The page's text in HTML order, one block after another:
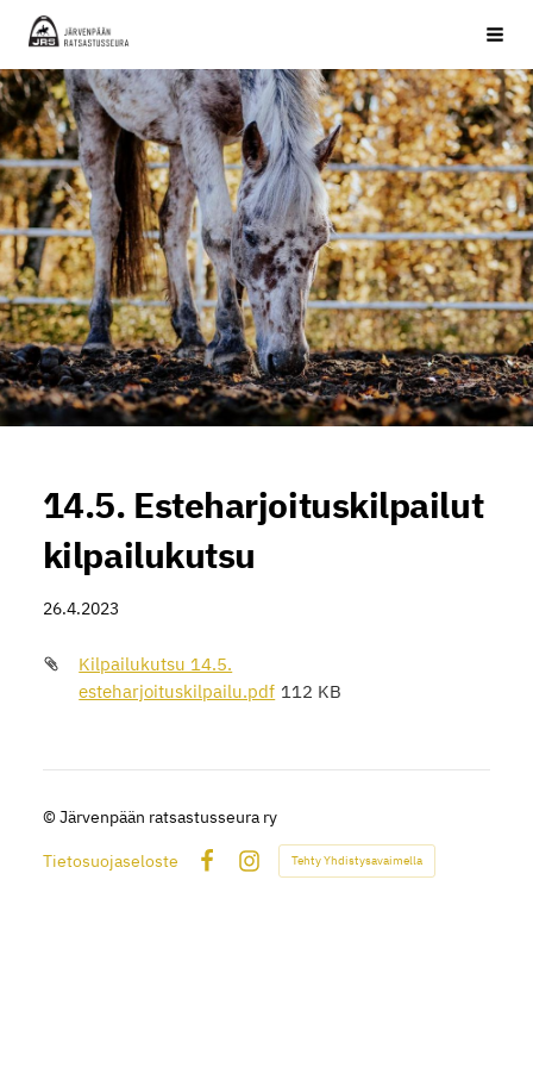
Siirry
sivun
sisältöön
JRS ry
14.5. Esteharjoituskilpailut
kilpailukutsu
26.4.2023
Kilpailukutsu 14.5.
esteharjoituskilpailu.pdf 112 KB
© Järvenpään ratsastusseura ry
Tietosuojaseloste
Instagram
Tehty Yhdistysavaimella